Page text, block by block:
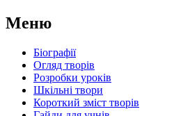
Меню
Біографії
Огляд творів
Розробки уроків
Шкільні твори
Короткий зміст творів